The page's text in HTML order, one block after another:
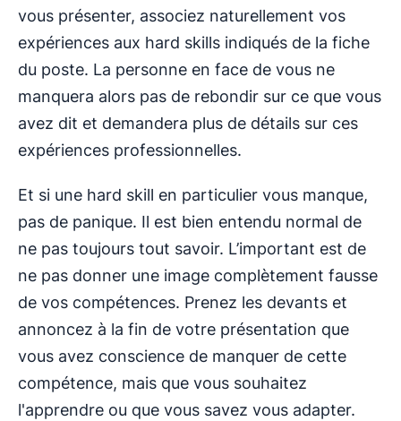
vous présenter, associez naturellement vos
expériences aux hard skills indiqués de la fiche
du poste. La personne en face de vous ne
manquera alors pas de rebondir sur ce que vous
avez dit et demandera plus de détails sur ces
expériences professionnelles.
Et si une hard skill en particulier vous manque,
pas de panique. Il est bien entendu normal de
ne pas toujours tout savoir. L’important est de
ne pas donner une image complètement fausse
de vos compétences. Prenez les devants et
annoncez à la fin de votre présentation que
vous avez conscience de manquer de cette
compétence, mais que vous souhaitez
l'apprendre ou que vous savez vous adapter.